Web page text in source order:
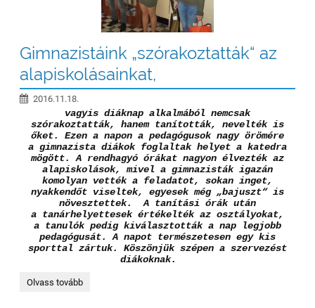
Gimnazistáink „szórakoztatták“ az
alapiskolásainkat,
2016.11.18.
vagyis diáknap alkalmából nemcsak
szórakoztatták, hanem tanították, nevelték is
őket. Ezen a napon a pedagógusok nagy örömére
a gimnazista diákok foglaltak helyet a katedra
mögött. A rendhagyó órákat nagyon élvezték az
alapiskolások, mivel a gimnazisták igazán
komolyan vették a feladatot, sokan inget,
nyakkendőt viseltek, egyesek még „bajuszt“ is
növesztettek. A tanítási órák után
a tanárhelyettesek értékelték az osztályokat,
a tanulók pedig kiválasztották a nap legjobb
pedagógusát. A napot természetesen egy kis
sporttal zártuk. Köszönjük szépen a szervezést
diákoknak.
Gimnazistáink
Olvass tovább